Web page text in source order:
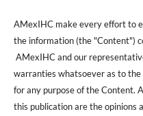
AMexIHC make every effort to
the information (the "Content")
AMexIHC and our
warranties whatsoever as to
for any purpose of the Content.
this publication are the opinions